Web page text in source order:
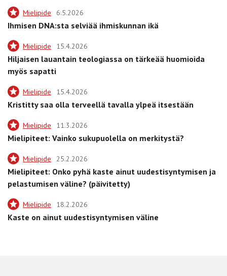
Mielipide 6.5.2026
Ihmisen DNA:sta selviää ihmiskunnan ikä
Mielipide 15.4.2026
Hiljaisen lauantain teologiassa on tärkeää huomioida
myös sapatti
Mielipide 15.4.2026
Kristitty saa olla terveellä tavalla ylpeä itsestään
Mielipide 11.3.2026
Mielipiteet: Vainko sukupuolella on merkitystä?
Mielipide 25.2.2026
Mielipiteet: Onko pyhä kaste ainut uudestisyntymisen ja
pelastumisen väline? (päivitetty)
Mielipide 18.2.2026
Kaste on ainut uudestisyntymisen väline